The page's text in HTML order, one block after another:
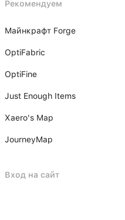
Рекомендуем
Майнкрафт Forge
OptiFabric
OptiFine
Just Enough Items
Xаero's Mаp
JourneyMap
Вход на сайт